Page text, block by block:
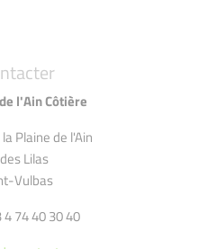
l'Ain Côtière
Plaine de l'Ain
Lilas
Vulbas
74 40 30 40